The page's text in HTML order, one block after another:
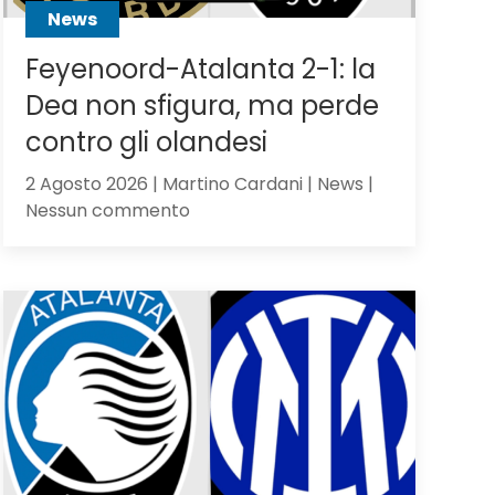
News
Feyenoord-Atalanta 2-1: la
Dea non sfigura, ma perde
contro gli olandesi
2 Agosto 2026 | Martino Cardani | News |
Nessun commentosu
2-
Dea
non
sfigura,
ma
perde